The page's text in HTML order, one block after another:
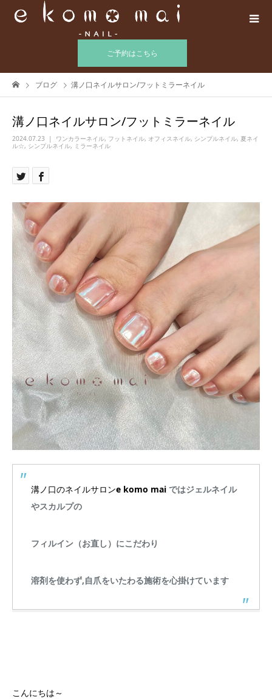
ご予約はこちら
ブログ 溝ノ口ネイルサロン/フットミラーネイル
溝ノ口ネイルサロン/フットミラーネイル
2024.07.23 ワンカラーネイル, フットネイル, オフィスネイル, シンプルネイル, 夏ネイ
ル☆, シンプルネイル, ミラーネイル
溝ノ口のネイルサロンe komo mai ではジェルネイル
やスカルプの
フィルイン（お直し）にこだわり
溶剤を使わず,自爪をいたわる施術を心掛けています
こんにちは～